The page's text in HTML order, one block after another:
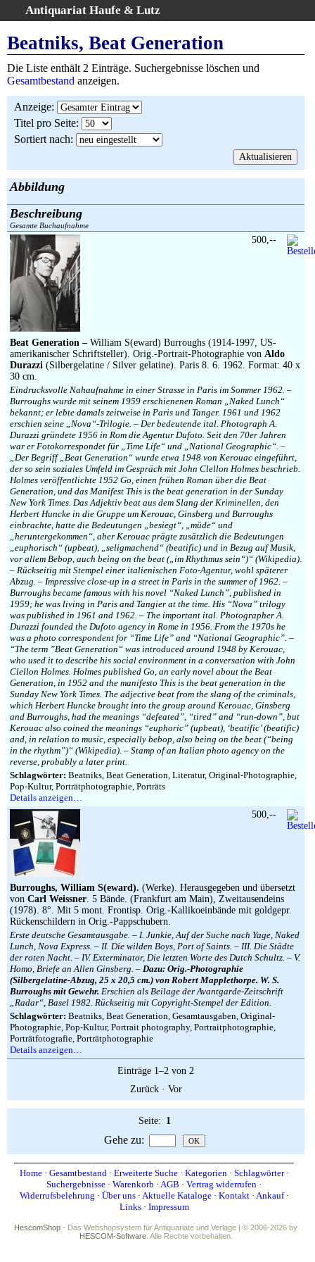
Antiquariat Haufe & Lutz
Home
Gesamtbestand
Kategorien
Schlagwörter
Suchergebnisse
AGB
Widerruf
Über uns
Aktuelle Kataloge
Kontakt
Ankauf
Links
Impressum
Beatniks, Beat Generation
Die Liste enthält 2 Einträge. Suchergebnisse löschen und
Gesamtbestand anzeigen.
Anzeige:
Titel pro Seite:
Sortiert nach:
Abbildung
Beschreibung
Gesamte Buchaufnahme
Beat Generation – William S(eward) Burroughs (1914-1997, US-
amerikanischer Schriftsteller). Orig.-Portrait-Photographie von Aldo
Durazzi (Silbergelatine / Silver gelatine). Paris 8. 6. 1962. Format: 40 x
30 cm.
Eindrucksvolle Nahaufnahme in einer Strasse in Paris im Sommer 1962. –
Burroughs wurde mit seinem 1959 erschienenen Roman „Naked Lunch“
bekannt; er lebte damals zeitweise in Paris und Tanger. 1961 und 1962
erschien seine „Nova“-Trilogie. – Der bedeutende ital. Photograph A.
Durazzi gründete 1956 in Rom die Agentur Dufoto. Seit den 70er Jahren
war er Fotokorrespondet für „Time Life“ und „National Geographic“. –
„Der Begriff „Beat Generation“ wurde etwa 1948 von Kerouac eingeführt,
der so sein soziales Umfeld im Gespräch mit John Clellon Holmes beschrieb.
Holmes veröffentlichte 1952 Go, einen frühen Roman über die Beat
Generation, und das Manifest This is the beat generation in der Sunday
New York Times. Das Adjektiv beat aus dem Slang der Kriminellen, den
Herbert Huncke in die Gruppe um Kerouac, Ginsberg und Burroughs
einbrachte, hatte die Bedeutungen „besiegt“, „müde“ und
„heruntergekommen“, aber Kerouac prägte zusätzlich die Bedeutungen
„euphorisch“ (upbeat), „seligmachend“ (beatific) und in Bezug auf Musik,
vor allem Bebop, auch being on the beat („im Rhythmus sein“)“ (Wikipedia).
– Rückseitig mit Stempel einer italienischen Foto-Agentur, wohl späterer
Abzug. – Impressive close-up in a street in Paris in the summer of 1962. –
Burroughs became famous with his novel “Naked Lunch”, published in
1959; he was living in Paris and Tangier at the time. His “Nova” trilogy
was published in 1961 and 1962. – The important ital. Photographer A.
Durazzi founded the Dufoto agency in Rome in 1956. From the 1970s he
was a photo correspondent for “Time Life” and “National Geographic”. –
“The term ”Beat Generation“ was introduced around 1948 by Kerouac,
who used it to describe his social environment in a conversation with John
Clellon Holmes. Holmes published Go, an early novel about the Beat
Generation, in 1952 and the manifesto This is the beat generation in the
Sunday New York Times. The adjective beat from the slang of the criminals,
which Herbert Huncke brought into the group around Kerouac, Ginsberg
and Burroughs, had the meanings “defeated”, “tired” and “run-down”, but
Kerouac also coined the meanings “euphoric” (upbeat), ‘beatific’ (beatific)
and, in relation to music, especially bebop, also being on the beat (“being
in the rhythm”)“ (Wikipedia). – Stamp of an Italian photo agency on the
reverse, probably a later print.
Schlagwörter: Beatniks, Beat Generation, Literatur, Original-Photographie,
Pop-Kultur, Porträtphotographie, Porträts
Details anzeigen…
500,--
Burroughs, William S(eward). (Werke). Herausgegeben und übersetzt
von Carl Weissner. 5 Bände. (Frankfurt am Main), Zweitausendeins
(1978). 8°. Mit 5 mont. Frontisp. Orig.-Kallikoeinbände mit goldgepr.
Rückenschildern in Orig.-Pappschubern.
Erste deutsche Gesamtausgabe. – I. Junkie, Auf der Suche nach Yage, Naked
Lunch, Nova Express. – II. Die wilden Boys, Port of Saints. – III. Die Städte
der roten Nacht. – IV. Exterminator, Die letzten Worte des Dutch Schultz. – V.
Homo, Briefe an Allen Ginsberg. – Dazu: Orig.-Photographie
(Silbergelatine-Abzug, 25 x 20,5 cm.) von Robert Mapplethorpe. W. S.
Burroughs mit Gewehr. Erschien als Beilage der Avantgarde-Zeitschrift
„Radar“, Basel 1982. Rückseitig mit Copyright-Stempel der Edition.
Schlagwörter: Beatniks, Beat Generation, Gesamtausgaben, Original-
Photographie, Pop-Kultur, Portrait photography, Portraitphotographie,
Porträtfotografie, Porträtphotographie
Details anzeigen…
500,--
Einträge 1–2 von 2
Zurück· Vor
Seite: 1
Gehe zu:
Home· Gesamtbestand· Erweiterte Suche· Kategorien· Schlagwörter·
Suchergebnisse · Warenkorb · AGB · Vertrag widerrufen ·
Widerrufsbelehrung · Über uns· Aktuelle Kataloge· Kontakt· Ankauf·
Links· Impressum
HescomShop - Das Webshopsystem für Antiquariate und Verlage | © 2006-2026 by
HESCOM-Software. Alle Rechte vorbehalten.